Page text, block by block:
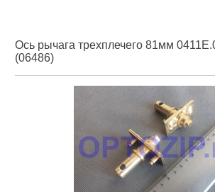
Ось рычага трехплечего 81мм
(06486)